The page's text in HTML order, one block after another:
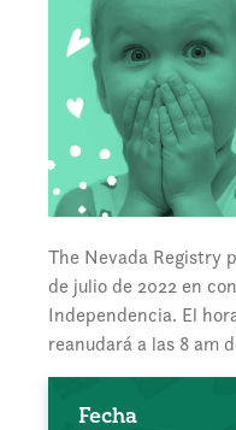
The Nevada Registry
de julio de 2022 en
Independencia. El
reanudará a las 8 am
Fecha